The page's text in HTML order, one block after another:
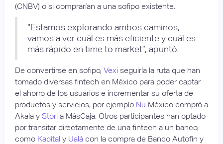
(CNBV) o si comprarían a una sofipo existente.
“Estamos explorando ambos caminos,
vamos a ver cuál es más eficiente y cuál es
más rápido en time to market”, apuntó.
De convertirse en sofipo, Vexi seguiría la ruta que han
tomado diversas fintech en México para poder captar
el ahorro de los usuarios e incrementar su oferta de
productos y servicios, por ejemplo Nu México compró a
Akala y Stori a MásCaja. Otros participantes han optado
por transitar directamente de una fintech a un banco,
como Kapital y Ualá con la compra de Banco Autofin y